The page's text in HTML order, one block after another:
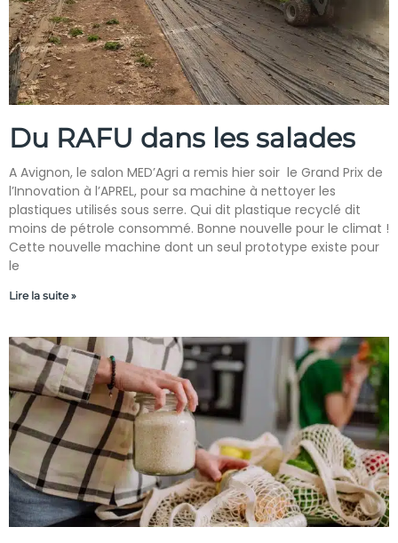
Du RAFU dans les salades
A Avignon, le salon MED’Agri a remis hier soir le Grand Prix de
l’Innovation à l’APREL, pour sa machine à nettoyer les
plastiques utilisés sous serre. Qui dit plastique recyclé dit
moins de pétrole consommé. Bonne nouvelle pour le climat !
Cette nouvelle machine dont un seul prototype existe pour
le
Lire la suite »